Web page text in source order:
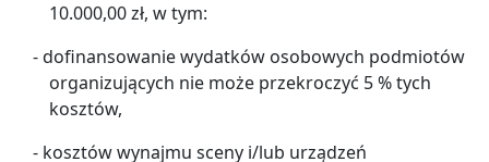
10.000,00 zł, w tym:
- dofinansowanie wydatków osobowych podmiotów
organizujących nie może przekroczyć 5 % tych
kosztów,
- kosztów wynajmu sceny i/lub urządzeń